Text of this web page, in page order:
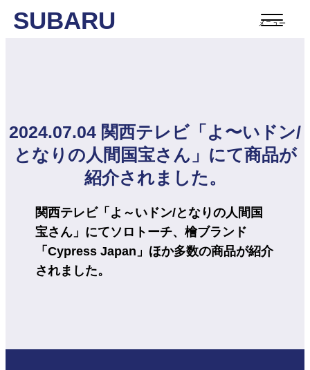
SUBARU メニュー
2024.07.04 関西テレビ「よ〜いドン/
となりの人間国宝さん」にて商品が
紹介されました。
関西テレビ「よ～いドン/となりの人間国
宝さん」にてソロトーチ、檜ブランド
「Cypress Japan」ほか多数の商品が紹介
されました。